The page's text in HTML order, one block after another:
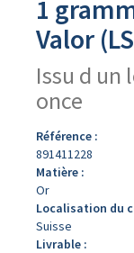
1
Valor
Issu d un
once
Référence :
891411228
Matière :
Or
Localisation du
Suisse
Livrable :